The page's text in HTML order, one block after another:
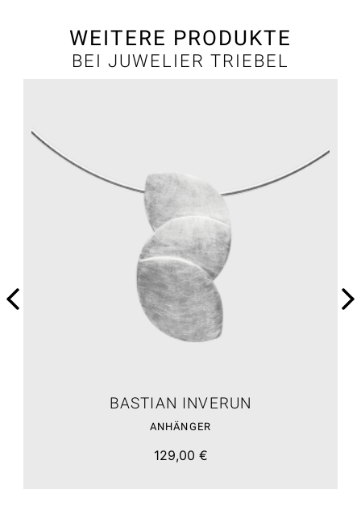
WEITERE PRODUKTE
BEI JUWELIER TRIEBEL
BASTIAN INVERUN
ANHÄNGER
129,00 €